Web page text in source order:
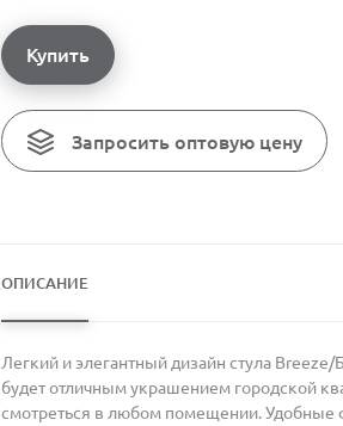
Купить
Запросить оптовую цену
ОПИСАНИЕ
Легкий и элегантный дизайн стула
будет отличным украшением городской
смотреться в любом помещении. Удобные